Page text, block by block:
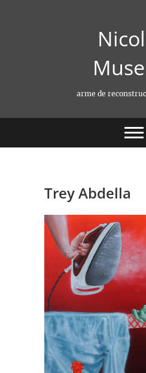
arme de
Trey Abdella